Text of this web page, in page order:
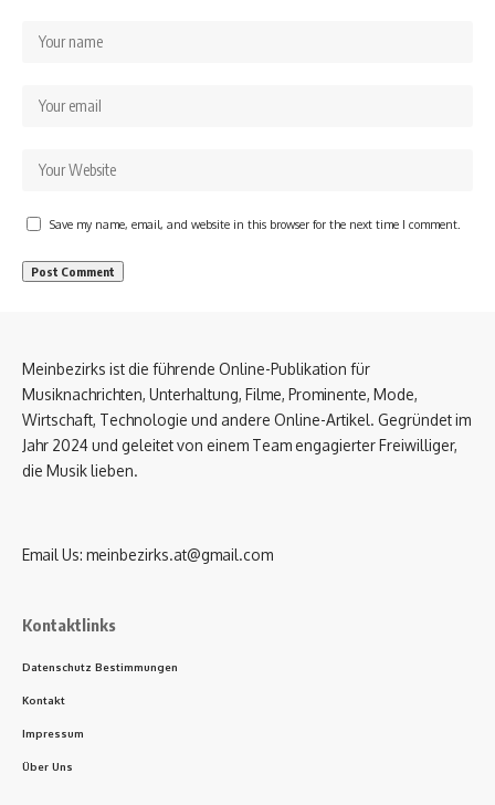
Save my name, email, and website in this browser for the next time I comment.
Meinbezirks ist die führende Online-Publikation für
Musiknachrichten, Unterhaltung, Filme, Prominente, Mode,
Wirtschaft, Technologie und andere Online-Artikel. Gegründet im
Jahr 2024 und geleitet von einem Team engagierter Freiwilliger,
die Musik lieben.
Email Us: meinbezirks.at@gmail.com
Kontaktlinks
Datenschutz Bestimmungen
Kontakt
Impressum
Über Uns